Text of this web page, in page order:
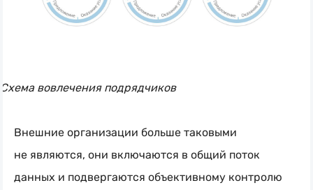
Схема вовлечения подрядчиков
Внешние организации больше таковыми
не являются, они включаются в общий поток
данных и подвергаются объективному контролю